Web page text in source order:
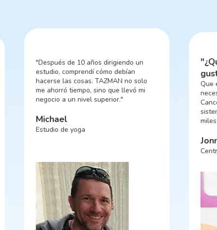
"¿Qué es lo que más me
gusta de TAZMAN?
Que encuentro en él todo lo que
necesito, ubicado en un solo lugar.
Cancelé todas las suscripciones en
miles de Pesos cada mes."